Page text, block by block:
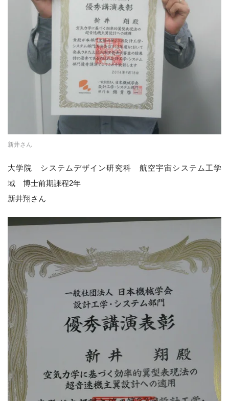
新井さん
大学院 システムデザイン研究科 航空宇宙システム工学
域 博士前期課程2年
新井翔さん